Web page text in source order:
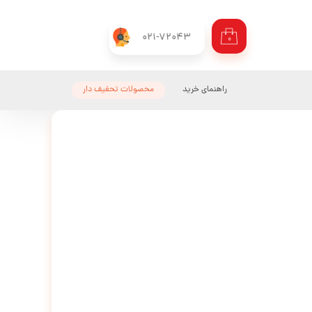
021-72043 ۰
محصولات تحفیف دار راهنمای خرید